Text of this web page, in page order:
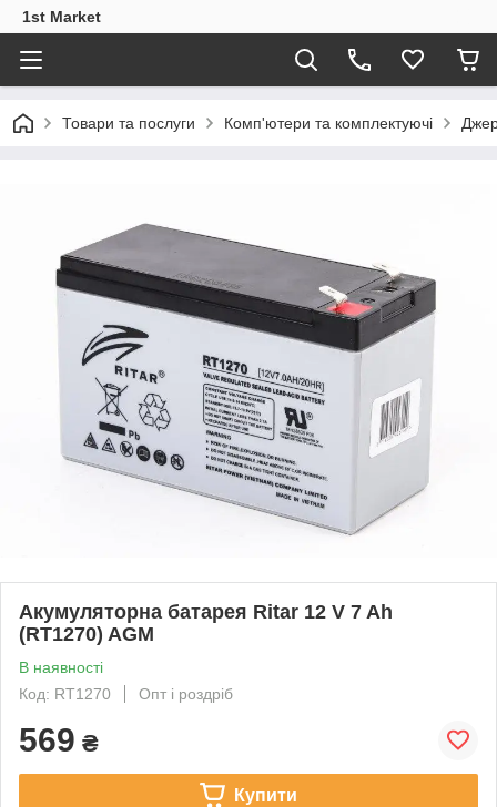
1st Market
Товари та послуги Комп'ютери та комплектуючі
Акумуляторна батарея Ritar 12 V 7 Ah
(RT1270) AGM
В наявності
Код: RT1270
Опт і роздріб
569 ₴
Купити